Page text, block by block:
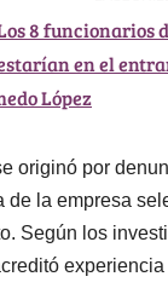
8 funcionarios
en el
López
originó por
de la empresa
Según los
experiencia